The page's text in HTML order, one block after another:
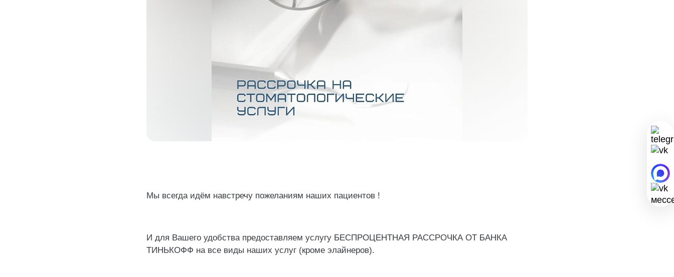
Мы всегда идём навстречу пожеланиям наших пациентов !
И для Вашего удобства предоставляем услугу БЕСПРОЦЕНТНАЯ РАССРОЧКА ОТ БАНКА
ТИНЬКОФФ на все виды наших услуг (кроме элайнеров).